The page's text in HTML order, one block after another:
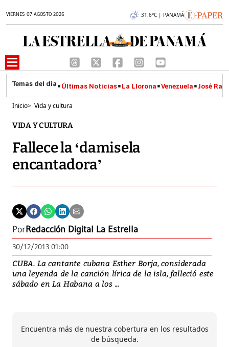
VIERNES 07 AGOSTO 2026 31.6°C | PANAMÁ
Últimas Noticias La Llorona Venezuela José
Inicio> Vida y cultura
VIDA Y CULTURA
Fallece la ‘damisela
encantadora’
PorRedacción Digital La Estrella
30/12/2013 01:00
CUBA. La cantante cubana Esther Borja, considerada
una leyenda de la canción lírica de la isla, falleció este
sábado en La Habana a los ...
Encuentra más de nuestra cobertura en los resultados
de búsqueda.